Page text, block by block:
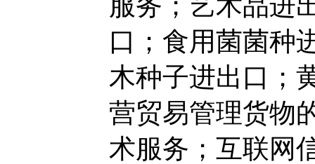
口；食用菌菌种
木种子进出口；
营贸易管理货物
术服务；互联网